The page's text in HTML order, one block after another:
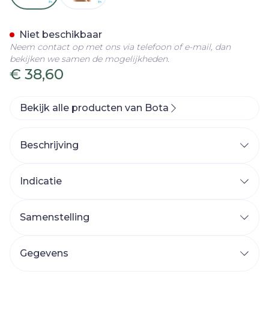
€ 38,60
Niet beschikbaar
Neem contact op met ons via telefoon of e-mail, dan
bekijken we samen de mogelijkheden.
Bekijk alle producten van Bota
Beschrijving
Indicatie
Samenstelling
Gegevens